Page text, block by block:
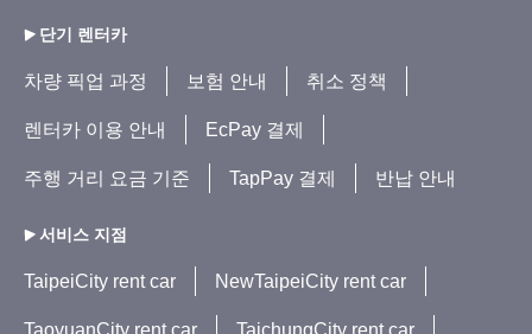
단기 렌터카
차량 픽업 과정 보험 안내 취소 정책
렌터카 이용 안내 EcPay 결제
주행 거리 요금 기준 TapPay 결제 반납 안내
서비스 지점
TaipeiCity rent car NewTaipeiCity rent car
TaoyuanCity rent car TaichungCity rent car